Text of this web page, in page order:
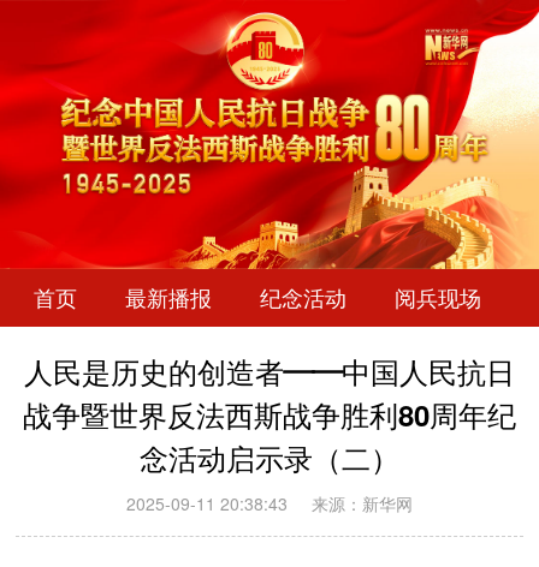
首页 最新播报 纪念活动 阅兵现场
人民是历史的创造者——中国人民抗日
战争暨世界反法西斯战争胜利80周年纪
念活动启示录（二）
2025-09-11 20:38:43 来源：新华网